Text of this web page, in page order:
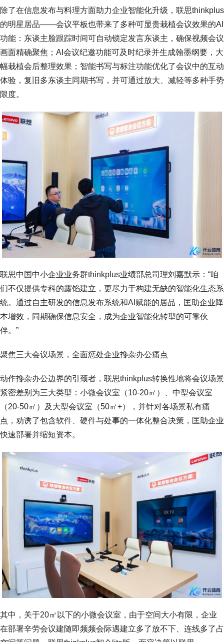
除了在信息发布与料理方面助力企业智能化升级，联思thinkplus
的明星居品——会议平板也带来了多种可显贵栽植会议效果的AI
功能：东谈主脸跟踪时间可自动锁定发言东谈主，确保视频会议
画面精确聚焦；AI会议纪邀功能可及时纪录并生成翰墨纲要，大
幅栽植会后整理效果；智能书写与标注功能优化了会议中的互动
体验，复旧多东谈主同期书写，并可通过放大、减轻等多种手势
限度。
联思中国中小企业业务群thinkplus业绩部总司理刘嘉默示：“咱
们不仅提供专科的露馅建立，更尽力于构建无缺的智能化生态系
统。通过自主研发的信息发布系统和AI赋能的居品，匡助企业降
本增效，同期确保信息安全，成为企业智能化转型的可靠伙
伴。”
聚焦三大会议场景，全面惩处企业搀杂办公痛点
动作搀杂办公边界的引颈者，联思thinkplus转换性地将会议场景
紧密差别为三大类型：小微会议室（10-20㎡）、中型会议室
（20-50㎡）及大型会议室（50㎡+），并针对各场景私有痛
点，劝诱了包含软件、硬件与处事的一体化整合决策，匡助企业
快速部署并缩短资本。
其中，关于20㎡以下的小微会议室，由于空间大小有限，企业
在部署辛劳会议建随即频频会际遇建立多了放不下、连线多了占